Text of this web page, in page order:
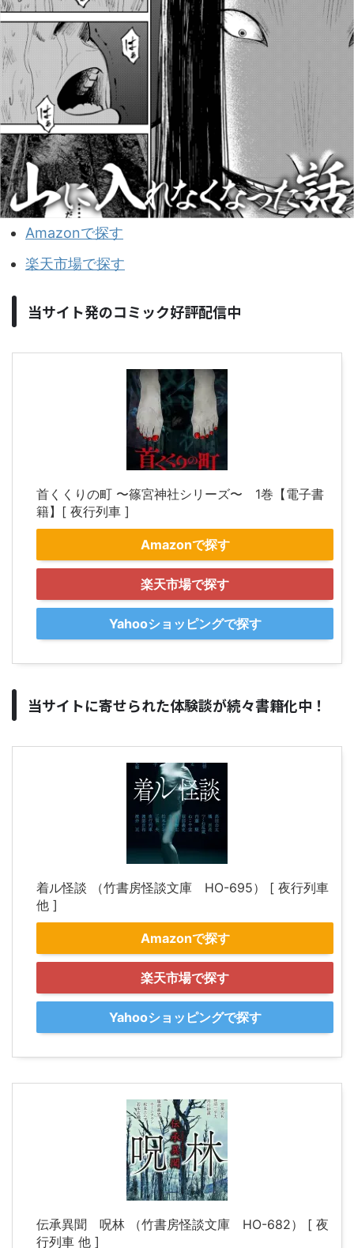
Amazonで探す
楽天市場で探す
当サイト発のコミック好評配信中
首くくりの町 〜篠宮神社シリーズ〜 1巻【電子書
籍】[ 夜行列車 ]
Amazonで探す
楽天市場で探す
Yahooショッピングで探す
当サイトに寄せられた体験談が続々書籍化中！
着ル怪談 （竹書房怪談文庫 HO-695） [ 夜行列車
他 ]
Amazonで探す
楽天市場で探す
Yahooショッピングで探す
伝承異聞 呪林 （竹書房怪談文庫 HO-682） [ 夜
行列車 他 ]